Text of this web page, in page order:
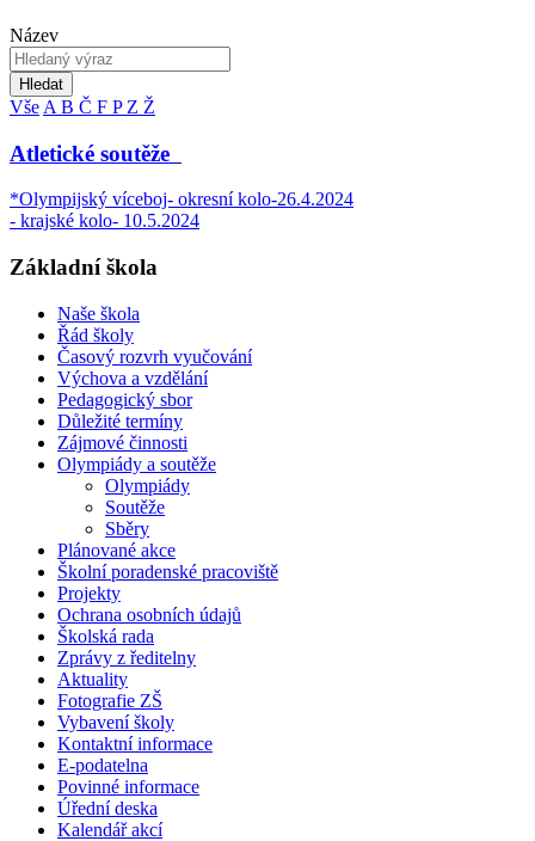
Název
Hledat
Vše A B Č F P Z Ž
Atletické soutěže
*Olympijský víceboj- okresní kolo-26.4.2024
- krajské kolo- 10.5.2024
Základní škola
Naše škola
Řád školy
Časový rozvrh vyučování
Výchova a vzdělání
Pedagogický sbor
Důležité termíny
Zájmové činnosti
Olympiády a soutěže
Olympiády
Soutěže
Sběry
Plánované akce
Školní poradenské pracoviště
Projekty
Ochrana osobních údajů
Školská rada
Zprávy z ředitelny
Aktuality
Fotografie ZŠ
Vybavení školy
Kontaktní informace
E-podatelna
Povinné informace
Úřední deska
Kalendář akcí